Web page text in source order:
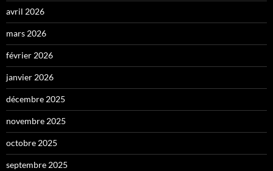
avril 2026
mars 2026
février 2026
janvier 2026
décembre 2025
novembre 2025
octobre 2025
septembre 2025